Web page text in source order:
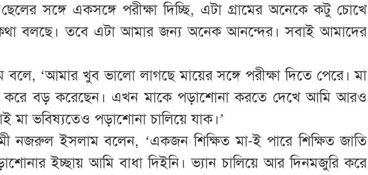
সঙ্গে একসঙ্গে পরীক্ষা দিচ্ছি, এটা গ্রামের অনেকে কটু চোখে
বলছে। তবে এটা আমার জন্য অনেক আনন্দের। সবাই আমাদের
‘আমার খুব ভালো লাগছে মায়ের সঙ্গে পরীক্ষা দিতে পেরে। মা
করে বড় করেছেন। এখন মাকে পড়াশোনা করতে দেখে আমি আরও
মা ভবিষ্যতেও পড়াশোনা চালিয়ে যাক।’
নজরুল ইসলাম বলেন, ‘একজন শিক্ষিত মা-ই পারে শিক্ষিত জাতি
ইচ্ছায় আমি বাধা দিইনি। ভ্যান চালিয়ে আর দিনমজুরি করে